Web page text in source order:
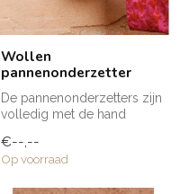
Wollen
pannenonderzetter
De pannenonderzetters zijn
volledig met de hand
Elke ond...
€--,--
Op voorraad